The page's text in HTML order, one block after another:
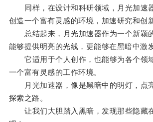
同样，在设计和科研领域，月光加速
创造一个富有灵感的环境，加速研究和创
总结起来，月光加速器作为一个新颖
能够提供明亮的光线，更能够在黑暗中激
它适用于个人创作，也能够为各个领
一个富有灵感的工作环境。
月光加速器，像是黑暗中的明灯，点
探索之路。
让我们大胆踏入黑暗，发现那些隐藏